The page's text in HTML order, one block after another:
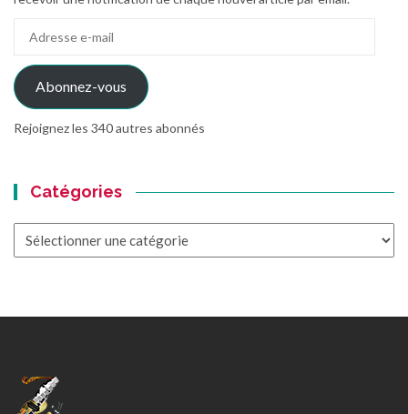
mail
Abonnez-vous
Rejoignez les 340 autres abonnés
Catégories